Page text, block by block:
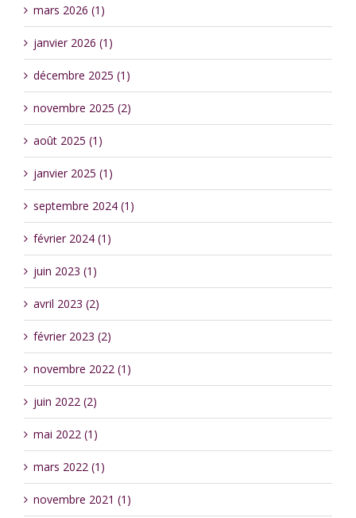
mars 2026 (1)
janvier 2026 (1)
décembre 2025 (1)
novembre 2025 (2)
août 2025 (1)
janvier 2025 (1)
septembre 2024 (1)
février 2024 (1)
juin 2023 (1)
avril 2023 (2)
février 2023 (2)
novembre 2022 (1)
juin 2022 (2)
mai 2022 (1)
mars 2022 (1)
novembre 2021 (1)